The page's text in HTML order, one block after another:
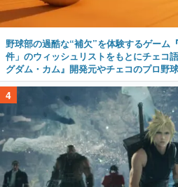
野球部の過酷な“補欠”を体験するゲーム
件」のウィッシュリストをもとにチェコ
グダム・カム』開発元やチェコのプロ野
4